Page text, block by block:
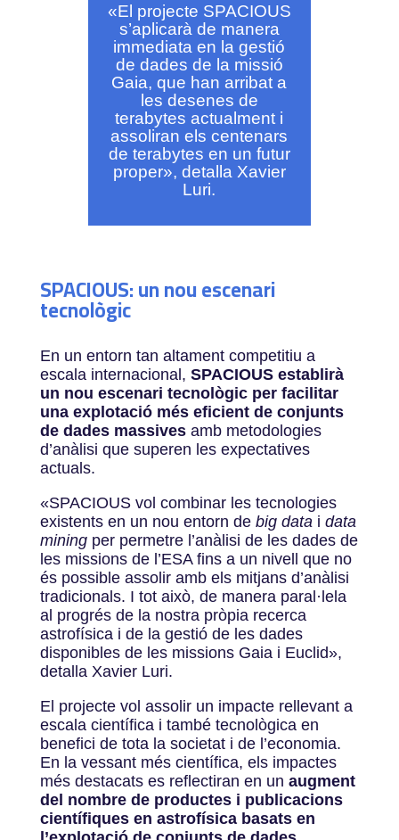
«El projecte SPACIOUS
s’aplicarà de manera
immediata en la gestió
de dades de la missió
Gaia, que han arribat a
les desenes de
terabytes actualment i
assoliran els centenars
de terabytes en un futur
proper», detalla Xavier
Luri.
SPACIOUS: un nou escenari
tecnològic
En un entorn tan altament competitiu a
escala internacional, SPACIOUS establirà
un nou escenari tecnològic per facilitar
una explotació més eficient de conjunts
de dades massivesamb metodologies
d’anàlisi que superen les expectatives
actuals.
«SPACIOUS vol combinar les tecnologies
existents en un nou entorn de big data i data
miningper permetre l’anàlisi de les dades de
les missions de l’ESA fins a un nivell que no
és possible assolir amb els mitjans d’anàlisi
tradicionals. I tot això, de manera paral·lela
al progrés de la nostra pròpia recerca
astrofísica i de la gestió de les dades
disponibles de les missions Gaia i Euclid»,
detalla Xavier Luri.
El projecte vol assolir un impacte rellevant a
escala científica i també tecnològica en
benefici de tota la societat i de l’economia.
En la vessant més científica, els impactes
més destacats es reflectiran en un augment
del nombre de productes i publicacions
científiques en astrofísica basats en